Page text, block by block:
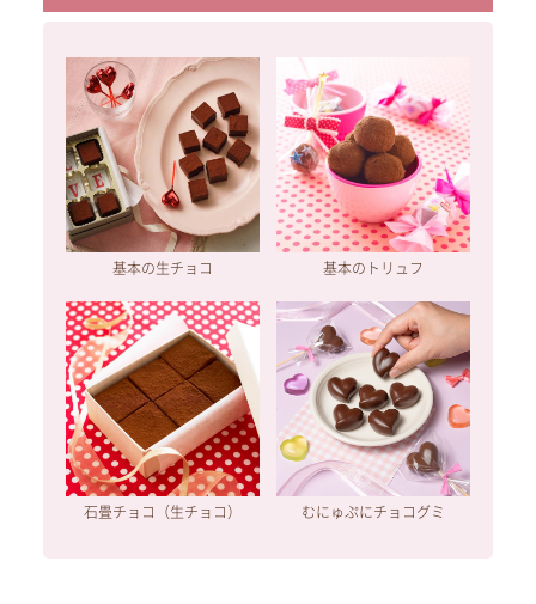
基本の生チョコ 基本のトリュフ
石畳チョコ（生チョコ） むにゅぷにチョコグミ